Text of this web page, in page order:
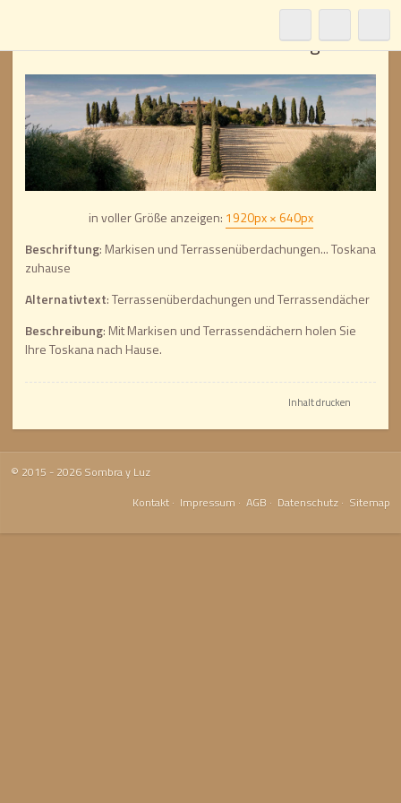
Toskana – Terrassenüberdachungen
in voller Größe anzeigen: 1920px × 640px
Beschriftung: Markisen und Terrassenüberdachungen... Toskana
zuhause
Alternativtext: Terrassenüberdachungen und Terrassendächer
Beschreibung: Mit Markisen und Terrassendächern holen Sie
Ihre Toskana nach Hause.
Inhalt drucken
© 2015 - 2026 Sombra y Luz
Kontakt· Impressum · AGB · Datenschutz· Sitemap